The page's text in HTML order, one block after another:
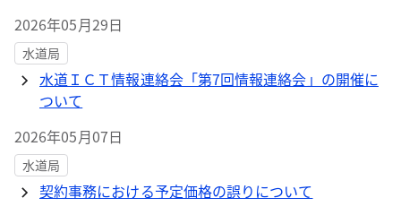
2026年05月29日
水道局
水道ＩＣＴ情報連絡会「第7回情報連絡会」の開催に
ついて
2026年05月07日
水道局
契約事務における予定価格の誤りについて